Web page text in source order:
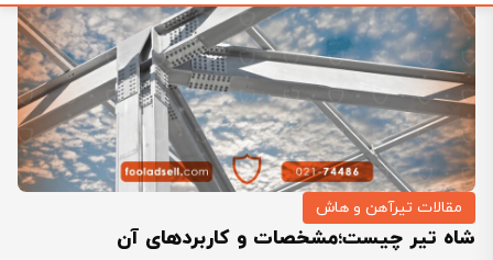
پاک کردن
مقالات تیرآهن و هاش
شاه تیر چیست؛مشخصات و کاربردهای آن